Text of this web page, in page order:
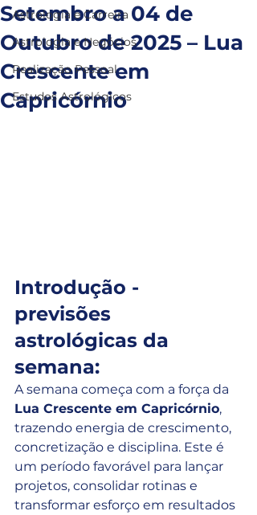
Astrologia e Carreira
Astrologia e Negócios
Realização Pessoal
Estudos Astrológicos
Setembro a 04 de
Outubro de 2025 – Lua
Crescente em
Capricórnio
Introdução -
previsões
astrológicas da
semana:
A semana começa com a força da
Lua Crescente em Capricórnio,
trazendo energia de crescimento,
concretização e disciplina. Este é
um período favorável para lançar
projetos, consolidar rotinas e
transformar esforço em resultados